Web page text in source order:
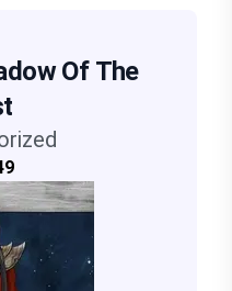
Of The